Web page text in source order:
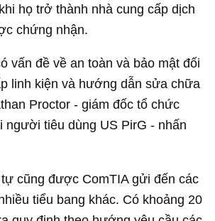
họ trở thành nhà cung cấp dịch
chứng nhận.
vấn đề về an toàn và bảo mật đối
linh kiện và hướng dẫn sửa chữa
Proctor - giám đốc tổ chức
người tiêu dùng US PirG - nhấn
cũng được ComTIA gửi đến các
tiểu bang khác. Có khoảng 20